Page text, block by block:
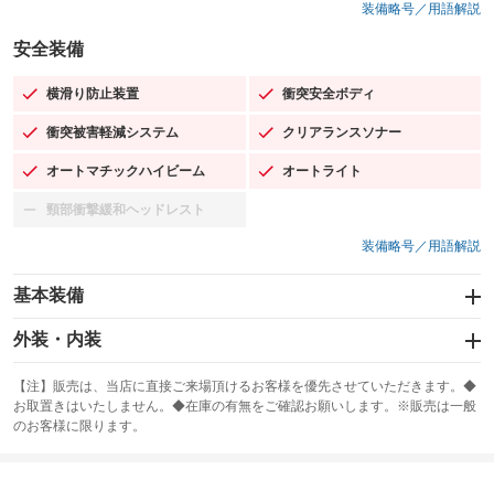
装備略号／用語解説
安全装備
横滑り防止装置
：装備あり 衝突安全ボディ
：装備あり
衝突被害軽減システム
：装備あり クリアランスソナー
：装備あり
オートマチックハイビーム
：装備あり オートライト
：装備あり
頸部衝撃緩和ヘッドレスト
：装備なし
装備略号／用語解説
基本装備
エアバッグ：運転席/助手席/サイド
：装備あり
：装備なし
サンルーフ
：装備なし ABS
外装・内装
カーナビ：SDナビ
：装備あり
TV：フルセグ
：装備あり
【注】販売は、当店に直接ご来場頂けるお客様を優先させていただきます。◆
お取置きはいたしません。◆在庫の有無をご確認お願いします。※販売は一般
のお客様に限ります。